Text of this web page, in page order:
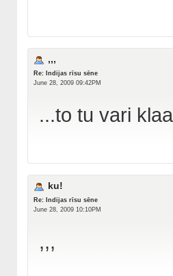
,,,
Re: Indijas rīsu sēne
June 28, 2009 09:42PM
...to tu vari
ku!
Re: Indijas rīsu sēne
June 28, 2009 10:10PM
,,,